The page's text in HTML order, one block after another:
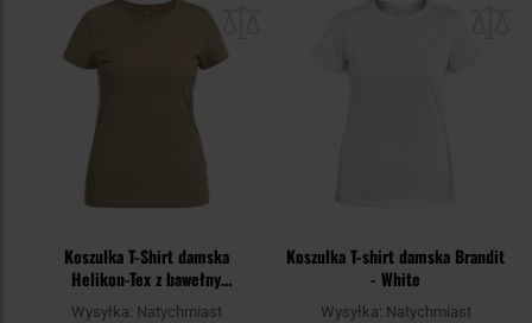
Koszulka T-Shirt damska
Helikon-Tex z bawełny
organicznej Slim - Khaki
Wysyłka: Natychmiast
Koszulka T-shirt damska Brandit
- White
Wysyłka: Natychmiast